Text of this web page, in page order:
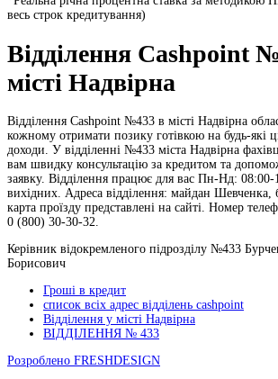
весь строк кредитування)
Відділення Cashpoint
місті Надвірна
Відділення Cashpoint №433 в місті Надвірна
кожному отримати позику готівкою на будь-які
доходи. У відділенні №433 міста Надвірна
вам швидку консультацію за кредитом та
заявку. Відділення працює для вас Пн-Нд: 08:00-
вихідних. Адреса відділення: майдан Шевченка,
карта проїзду представлені на сайті. Номер
0 (800) 30-30-32.
Керівник відокремленого підрозділу №433
Борисович
Гроші в кредит
список всіх адрес відділень cashpoint
Відділення у місті Надвірна
ВІДДІЛЕННЯ № 433
Розроблено FRESHDESIGN